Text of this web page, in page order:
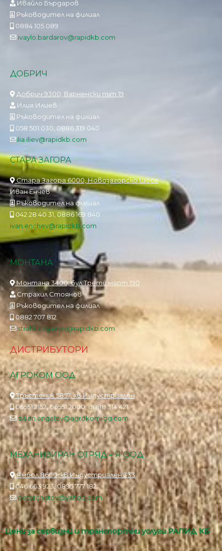
Ивайло Бърдаров
Ръководител на филиал
0884 105 089
ivaylo.bardarov@rapidkb.com
ДОБРИЧ
Добрич 9300, Варненски път 19
Илия Илиев
Ръководител на филиал
058 501 030, 0886 319 040
ilia.iliev@rapidkb.com
СТАРА ЗАГОРА
Стара Загора 6000, Новозагорско шосе
Иван Енчев
Ръководител на филиал
042 28 40 31, 0886 169 840
ivan.enchev@rapidkb.com
МОНТАНА
Монтана 3400, бул.Трети март 190
Страхил Стоянов
Ръководител на филиал
0882 707 812
strahil.stoyanov@rapidkb.com
ДИСТРИБУТОРИ
АГРОКОМ ООД
Тръстеник 5857, кв.Индустриален
06551 2152, 06551 2000, 0888 314 421
svilen.angelov@agrokom-bg.com
МЕХАНИЗИРАН ОТРЯД – Я ООД
Ямбол 8600, кв.Индустриален 333
046 663 923, 0895 777 182
petarchistov@yahoo.com
Цени за сервизни и транспортни услуги РАПИД КБ